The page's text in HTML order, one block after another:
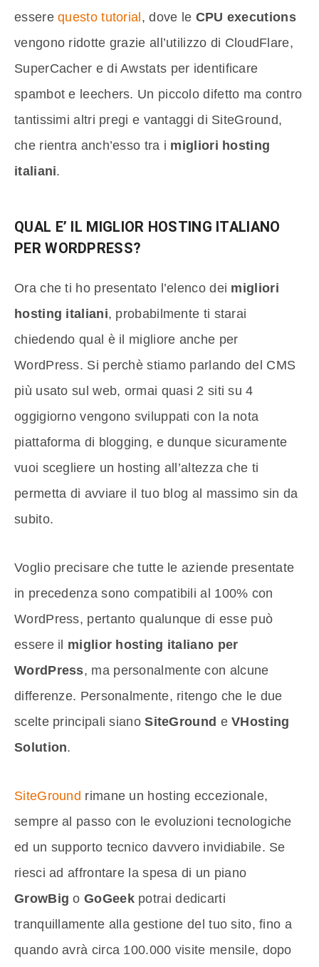
esserequesto tutorial , dove le CPU executions
vengono ridotte grazie all’utilizzo di CloudFlare,
SuperCacher e di Awstats per identificare
spambot e leechers. Un piccolo difetto ma contro
tantissimi altri pregi e vantaggi di SiteGround,
che rientra anch’esso tra i migliori hosting
italiani.
QUAL E’ IL MIGLIOR HOSTING ITALIANO
PER WORDPRESS?
Ora che ti ho presentato l’elenco dei migliori
hosting italiani, probabilmente ti starai
chiedendo qual è il migliore anche per
WordPress. Si perchè stiamo parlando del CMS
più usato sul web, ormai quasi 2 siti su 4
oggigiorno vengono sviluppati con la nota
piattaforma di blogging, e dunque sicuramente
vuoi scegliere un hosting all’altezza che ti
permetta di avviare il tuo blog al massimo sin da
subito.
Voglio precisare che tutte le aziende presentate
in precedenza sono compatibili al 100% con
WordPress, pertanto qualunque di esse può
essere il miglior hosting italiano per
WordPress, ma personalmente con alcune
differenze. Personalmente, ritengo che le due
scelte principali sianoSiteGround eVHosting
Solution.
SiteGround rimane un hosting eccezionale,
sempre al passo con le evoluzioni tecnologiche
ed un supporto tecnico davvero invidiabile. Se
riesci ad affrontare la spesa di un piano
GrowBig oGoGeekpotrai dedicarti
tranquillamente alla gestione del tuo sito, fino a
quando avrà circa 100.000 visite mensile, dopo